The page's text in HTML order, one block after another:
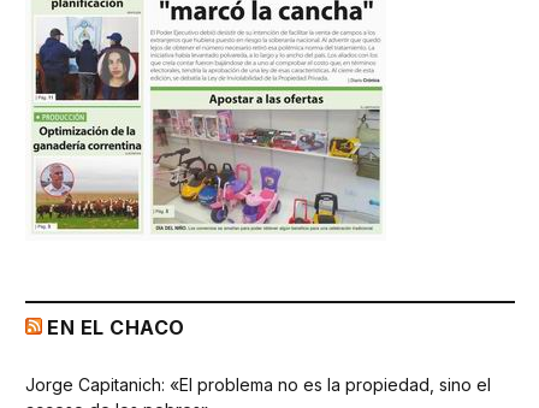
EN EL CHACO
Jorge Capitanich: «El problema no es la propiedad, sino el